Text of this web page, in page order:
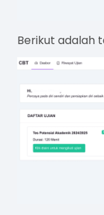
Berikut adalah